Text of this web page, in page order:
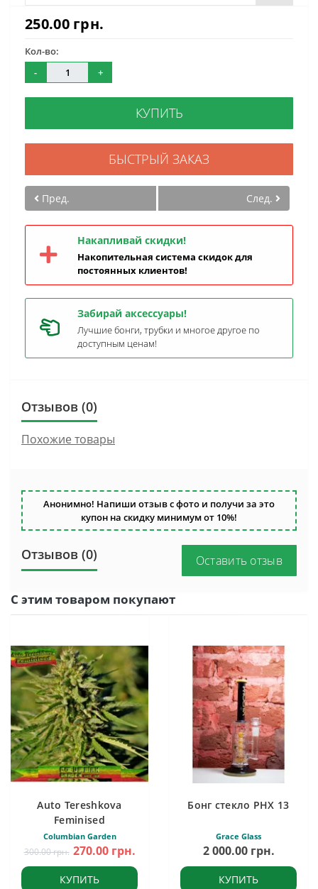
250.00 грн.
Кол-во:
-
+
КУПИТЬ
БЫСТРЫЙ ЗАКАЗ
Пред. След.
Накапливай скидки!
Накопительная система скидок для
постоянных клиентов!
Забирай аксессуары!
Лучшие бонги, трубки и многое другое по
доступным ценам!
Отзывов (0)
Похожие товары
Анонимно! Напиши отзыв с фото и получи за это
купон на скидку минимум от 10%!
Отзывов (0) Оставить отзыв
С этим товаром покупают
Auto Tereshkova
Feminised
Columbian Garden
300.00 грн. 270.00 грн.
КУПИТЬ
Бонг стекло PHX 13
Grace Glass
2 000.00 грн.
КУПИТЬ